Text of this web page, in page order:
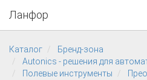
Ланфор
Каталог
Бренд-зона
Autonics - решения для
Полевые инструменты